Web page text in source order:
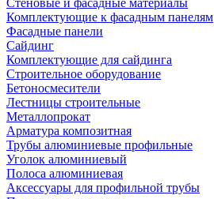
Стеновые и фасадные материалы
Комплектующие к фасадным панелям
Фасадные панели
Сайдинг
Комплектующие для сайдинга
Строительное оборудование
Бетоносмесители
Лестницы строительные
Металлопрокат
Арматура композитная
Трубы алюминиевые профильные
Уголок алюминиевый
Полоса алюминиевая
Аксессуары для профильной трубы